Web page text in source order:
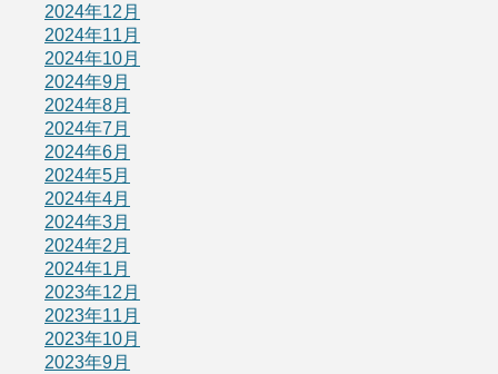
2024年12月
2024年11月
2024年10月
2024年9月
2024年8月
2024年7月
2024年6月
2024年5月
2024年4月
2024年3月
2024年2月
2024年1月
2023年12月
2023年11月
2023年10月
2023年9月